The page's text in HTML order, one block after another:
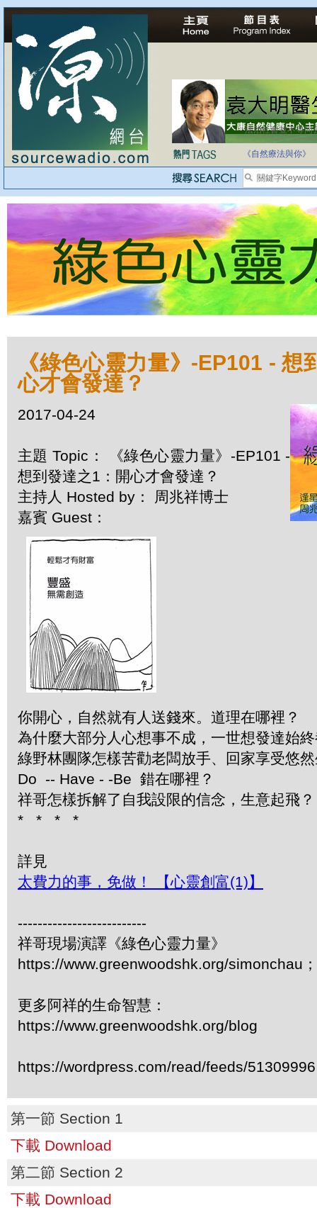
法治社會並不等同
《自然療法與你》
《綠色心靈力量》-EP101 - 想
心才會發達？
2017-04-24
主題 Topic： 《綠色心靈力量》-EP101 -
想到發達之1：開心才會發達？
主持人 Hosted by： 周兆祥博士
嘉賓 Guest：
你開心，自然就有人送錢來。道理在哪裡？
為什麼大部分人心想事不成，一世想發達始
綠野林團隊怎樣苦勸老闆放手、回家享受悠
Do -- Have - -Be 錯在哪裡？
祥哥怎樣拆解了自我設限的信念，生意起飛？
* * * *
詳見
太費力的事，免做！ 【心靈創富(1)】
--------------------------
祥哥現場演譯《綠色心靈力量》
https://www.greenwoodshk.org/simonchau
更多阿祥的生命智慧：
https://www.greenwoodshk.org/blog
https://wordpress.com/read/feeds/51309996
第一節 Section 1
下載 Download
第二節 Section 2
下載 Download